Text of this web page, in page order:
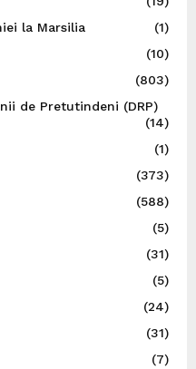
la Marsilia
(1)
(10)
(803)
de Pretutindeni (DRP)
(14)
(1)
(373)
(588)
(5)
(31)
(5)
(24)
(31)
(7)